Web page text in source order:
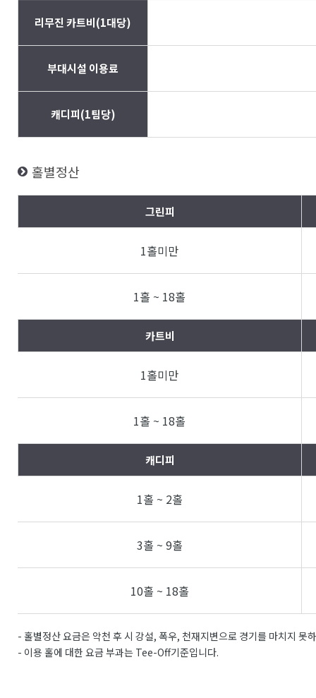
리무진 카트비(1대당)
부대시설 이용료
캐디피(1팀당)
홀별정산
그린피
1홀미만
1홀 ~ 18홀
카트비
1홀미만
1홀 ~ 18홀
캐디피
1홀 ~ 2홀
3홀 ~ 9홀
10홀 ~ 18홀
- 홀별정산 요금은 악천 후 시 강설, 폭우, 천재지변으로 경기를 마치지 못
- 이용 홀에 대한 요금 부과는 Tee-Off기준입니다.